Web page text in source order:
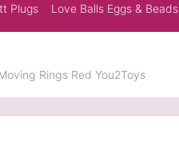
Plugs Love Balls Eggs & Beads
Rings Red You2Toys